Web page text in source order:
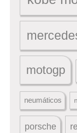
motogp
neumáticos
porsche